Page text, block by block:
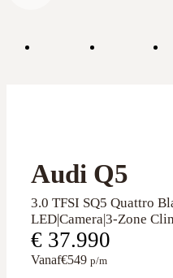
Audi Q5
3.0 TFSI SQ5 Quattro
LED|Camera|3-Zone
€ 37.990
Vanaf€549 p/m